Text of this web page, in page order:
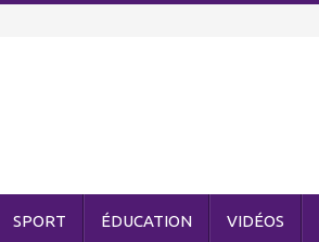
SPORT ÉDUCATION VIDÉOS